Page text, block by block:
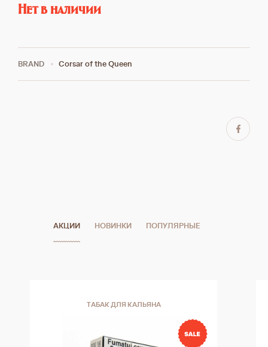
Нет в наличии
BRAND Corsar of the Queen
АКЦИИ НОВИНКИ ПОПУЛЯРНЫЕ
ТАБАК ДЛЯ КАЛЬЯНА